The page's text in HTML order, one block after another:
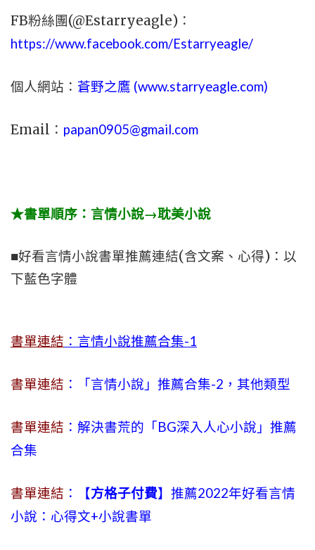
FB粉絲團(@Estarryeagle)：
https://www.facebook.com/Estarryeagle/
個人網站： 蒼野之鷹 (www.starryeagle.com)
Email： papan0905@gmail.com
★書單順序：言情小說→耽美小說
■好看言情小說書單推薦連結(含文案、心得)：以
下藍色字體
書單連結 ：言情小說推薦合集-1
書單連結 ：「言情小說」推薦合集-2，其他類型
書單連結 ：解決書荒的「BG深入人心小說」推薦
合集
書單連結 ：【方格子付費】推薦2022年好看言情
小說：心得文+小說書單